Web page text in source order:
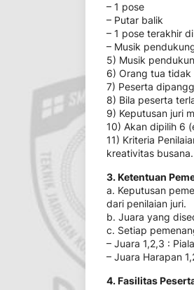
– 1 pose
– Putar balik
– 1 pose terakhir
– Musik
5) Musik
6) Orang tua tidak
7) Peserta
8) Bila peserta
9) Keputusan juri
10) Akan dipilih 6
11) Kriteria
kreativitas busana.
3. Ketentuan
a. Keputusan
dari penilaian juri.
b. Juara yang
c. Setiap
– Juara 1,2,3 :
– Juara Harapan
4. Fasilitas